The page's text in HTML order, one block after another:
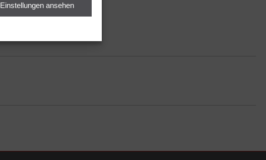
Einstellungen ansehen